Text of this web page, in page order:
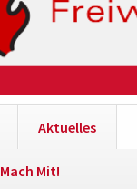
Aktuelles
Mach Mit!